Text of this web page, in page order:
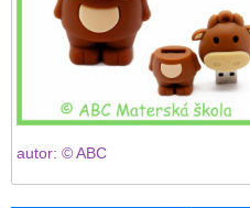
autor: © ABC